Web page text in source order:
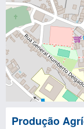
Produção